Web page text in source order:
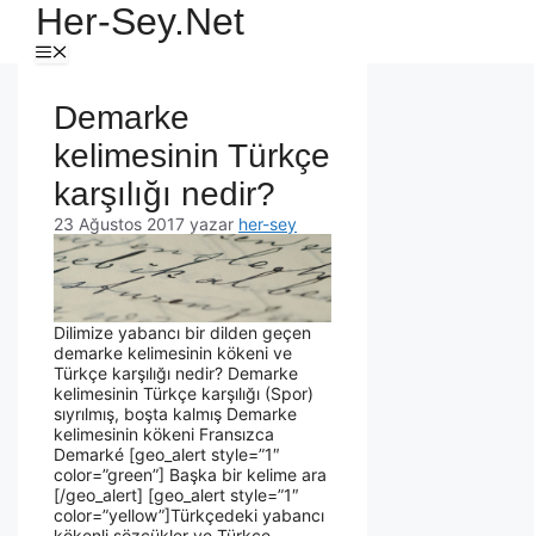
Her-Sey.Net
Demarke
kelimesinin Türkçe
karşılığı nedir?
23 Ağustos 2017 yazar her-sey
Dilimize yabancı bir dilden geçen
demarke kelimesinin kökeni ve
Türkçe karşılığı nedir? Demarke
kelimesinin Türkçe karşılığı (Spor)
sıyrılmış, boşta kalmış Demarke
kelimesinin kökeni Fransızca
Demarké [geo_alert style=”1″
color=”green”] Başka bir kelime ara
[/geo_alert] [geo_alert style=”1″
color=”yellow”]Türkçedeki yabancı